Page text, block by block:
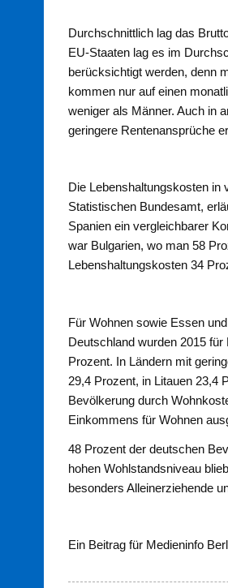
Durchschnittlich lag das
EU-Staaten lag es im
berücksichtigt werden, denn
kommen nur auf einen
weniger als Männer. Auch in
geringere Rentenansprüche
Die Lebenshaltungskosten
Statistischen Bundesamt,
Spanien ein vergleichbarer
war Bulgarien, wo man 58
Lebenshaltungskosten 34
Für Wohnen sowie Essen
Deutschland wurden 2015
Prozent. In Ländern mit
29,4 Prozent, in Litauen 23,4
Bevölkerung durch
Einkommens für Wohnen
48 Prozent der deutschen
hohen Wohlstandsniveau
besonders Alleinerziehende
Ein Beitrag für Medieninfo